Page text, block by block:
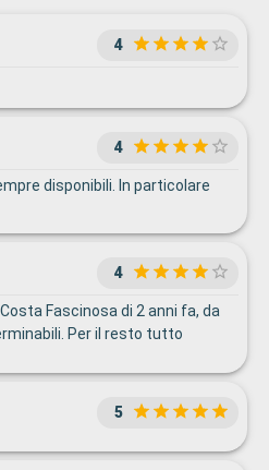
4
4
disponibili. In particolare
4
Fascinosa di 2 anni fa, da
Per il resto tutto
5